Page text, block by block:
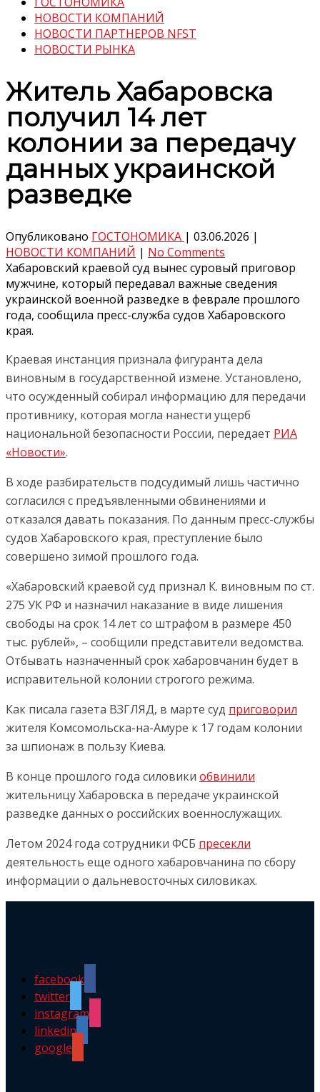
НОВОСТИ КОМПАНИЙ
НОВОСТИ ПАРТНЕРОВ NFST
НОВОСТИ РЫНКА
Житель Хабаровска
получил 14 лет
колонии за передачу
данных украинской
разведке
Опубликовано ГОСТОНОМИКА | 03.06.2026 |
НОВОСТИ КОМПАНИЙ | No Comments
Хабаровский краевой суд вынес суровый приговор
мужчине, который передавал важные сведения
украинской военной разведке в феврале прошлого
года, сообщила пресс-служба судов Хабаровского
края.
Краевая инстанция признала фигуранта дела
виновным в государственной измене. Установлено,
что осужденный собирал информацию для передачи
противнику, которая могла нанести ущерб
национальной безопасности России, передает РИА
«Новости».
В ходе разбирательств подсудимый лишь частично
согласился с предъявленными обвинениями и
отказался давать показания. По данным пресс-службы
судов Хабаровского края, преступление было
совершено зимой прошлого года.
«Хабаровский краевой суд признал К. виновным по ст.
275 УК РФ и назначил наказание в виде лишения
свободы на срок 14 лет со штрафом в размере 450
тыс. рублей», – сообщили представители ведомства.
Отбывать назначенный срок хабаровчанин будет в
исправительной колонии строгого режима.
Как писала газета ВЗГЛЯД, в марте суд приговорил
жителя Комсомольска-на-Амуре к 17 годам колонии
за шпионаж в пользу Киева.
В конце прошлого года силовики обвинили
жительницу Хабаровска в передаче украинской
разведке данных о российских военнослужащих.
Летом 2024 года сотрудники ФСБ пресекли
деятельность еще одного хабаровчанина по сбору
информации о дальневосточных силовиках.
facebook
twitter
instagram
linkedin
google